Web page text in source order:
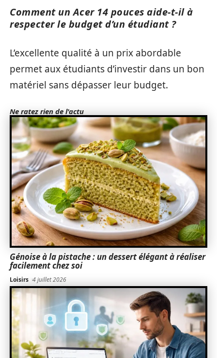
Comment un Acer 14 pouces aide-t-il à
respecter le budget d’un étudiant ?
L’excellente qualité à un prix abordable
permet aux étudiants d’investir dans un bon
matériel sans dépasser leur budget.
Ne ratez rien de l'actu
Génoise à la pistache : un dessert élégant à réaliser
facilement chez soi
Loisirs 4 juillet 2026